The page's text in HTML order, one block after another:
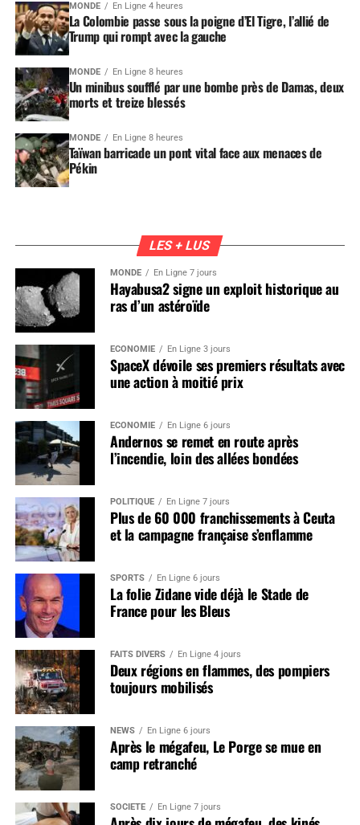
MONDE En Ligne 4 heures
La Colombie passe sous la poigne d’El Tigre, l’allié de
Trump qui rompt avec la gauche
MONDE En Ligne 8 heures
Un minibus soufflé par une bombe près de Damas, deux
morts et treize blessés
MONDE En Ligne 8 heures
Taïwan barricade un pont vital face aux menaces de
Pékin
LES + LUS
MONDE En Ligne 7 jours
Hayabusa2 signe un exploit historique au
ras d’un astéroïde
ÉCONOMIE En Ligne 3 jours
SpaceX dévoile ses premiers résultats avec
une action à moitié prix
ÉCONOMIE En Ligne 6 jours
Andernos se remet en route après
l’incendie, loin des allées bondées
POLITIQUE En Ligne 7 jours
Plus de 60 000 franchissements à Ceuta
et la campagne française s’enflamme
SPORTS En Ligne 6 jours
La folie Zidane vide déjà le Stade de
France pour les Bleus
FAITS DIVERS En Ligne 4 jours
Deux régions en flammes, des pompiers
toujours mobilisés
NEWS En Ligne 6 jours
Après le mégafeu, Le Porge se mue en
camp retranché
SOCIÉTÉ En Ligne 7 jours